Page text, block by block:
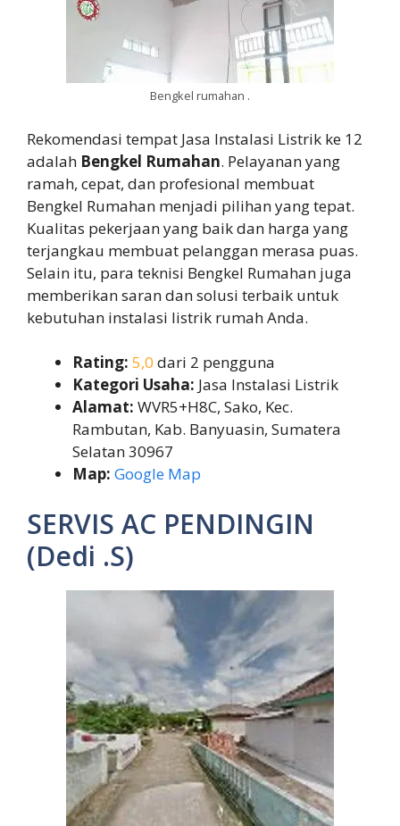
Bengkel rumahan .
Rekomendasi tempat Jasa Instalasi Listrik ke 12
adalah Bengkel Rumahan. Pelayanan yang
ramah, cepat, dan profesional membuat
Bengkel Rumahan menjadi pilihan yang tepat.
Kualitas pekerjaan yang baik dan harga yang
terjangkau membuat pelanggan merasa puas.
Selain itu, para teknisi Bengkel Rumahan juga
memberikan saran dan solusi terbaik untuk
kebutuhan instalasi listrik rumah Anda.
Rating: 5,0 dari 2 pengguna
Kategori Usaha: Jasa Instalasi Listrik
Alamat: WVR5+H8C, Sako, Kec.
Rambutan, Kab. Banyuasin, Sumatera
Selatan 30967
Map: Google Map
SERVIS AC PENDINGIN
(Dedi .S)